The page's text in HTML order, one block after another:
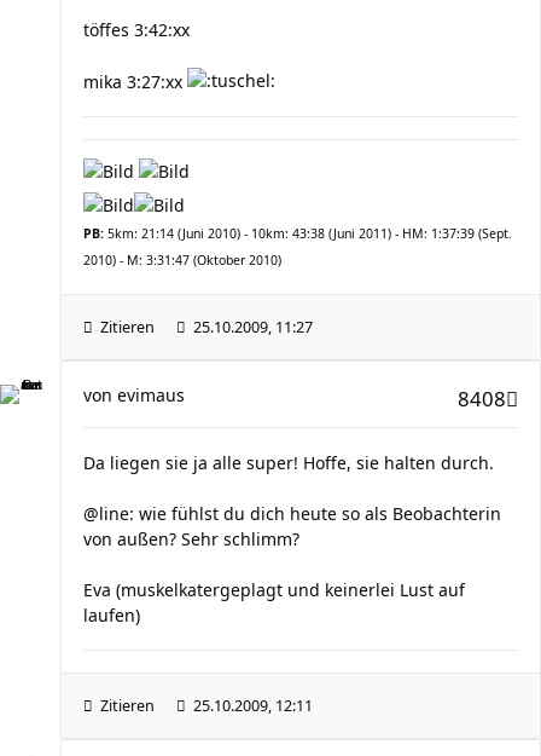
töffes 3:42:xx
mika 3:27:xx
PB: 5km: 21:14 (Juni 2010) - 10km: 43:38 (Juni 2011) - HM: 1:37:39 (Sept.
2010) - M: 3:31:47 (Oktober 2010)
Zitieren 25.10.2009, 11:27
8408
von evimaus
Da liegen sie ja alle super! Hoffe, sie halten durch.
@line: wie fühlst du dich heute so als Beobachterin
von außen? Sehr schlimm?
Eva (muskelkatergeplagt und keinerlei Lust auf
laufen)
Zitieren 25.10.2009, 12:11